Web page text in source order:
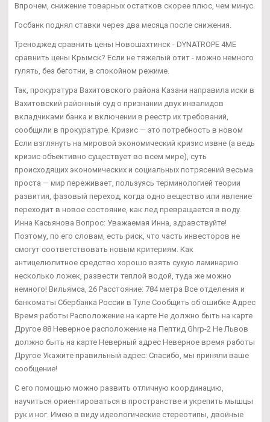
Впрочем, снижение товарных остатков скорее плюс, чем минус.
Госбанк поднял ставки через два месяца после снижения.
Треноджед сравнить цены Новошахтинск - DYNATROPE 4ME
сравнить цены Крымск? Если не тяжелый отит - можно немного
гулять, без беготни, в спокойном режиме.
Так, прокуратура Вахитовского района Казани направила иски в
Вахитовский районный суд о признании двух инвалидов
вкладчиками банка и включении в реестр их требований,
сообщили в прокуратуре. Кризис — это потребность в новом
Если взглянуть на мировой экономический кризис извне (а ведь
кризис объективно существует во всем мире), суть
происходящих экономических и социальных потрясений весьма
проста — мир переживает, пользуясь терминологией теории
развития, фазовый переход, когда одно вещество или явление
переходит в новое состояние, как лед превращается в воду.
Инна Касьянова Вопрос: Уважаемая Инна, здравствуйте!
Поэтому, по его словам, есть риск, что часть инвесторов не
смогут соответствовать новым критериям. Как
антицелюлитное средство хорошо взять сухую ламинарию
несколько ложек, развести теплой водой, туда же можно
немного! Вильямса, 26 Расстояние: 784 метра Все отделения и
банкоматы Сбербанка России в Туле Сообщить об ошибке Адрес
Время работы Расположение на карте Не должно быть на карте
Другое 88 Неверное расположение на Пептид Ghrp-2 Не Львов
должно быть на карте Неверный адрес Неверное время работы
Другое Укажите правильный адрес: Спасибо, мы приняли ваше
сообщение!
С его помощью можно развить отличную координацию,
научиться ориентироваться в пространстве и укрепить мышцы
рук и ног. Имею в виду идеологические стереотипы, двойные